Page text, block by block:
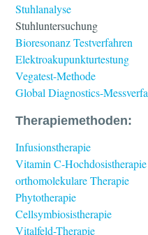
Stuhlanalyse
Stuhluntersuchung
Bioresonanz Testverfahren
Elektroakupunkturtestung
Vegatest-Methode
Global Diagnostics-
Therapiemethoden:
Infusionstherapie
Vitamin C-Hochdosistherapie
orthomolekulare Therapie
Phytotherapie
Cellsymbiosistherapie
Vitalfeld-Therapie